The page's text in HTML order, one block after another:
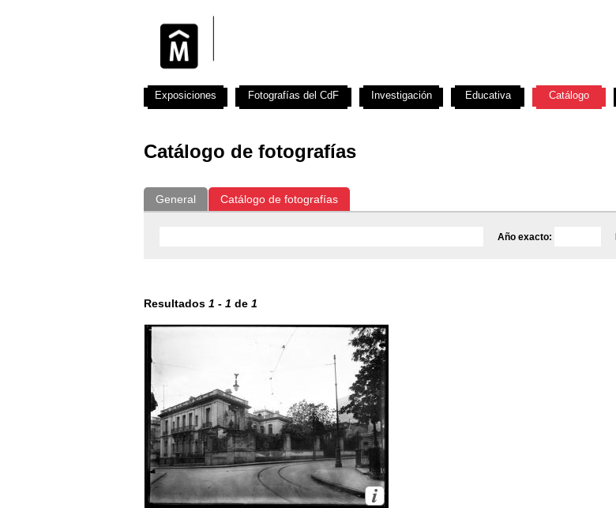
Catálogo de fotografías
General Catálogo de fotografías
Año exacto:
Resultados 1 - 1 de 1
Exposiciones Fotografías del CdF Investigación Educativa Catálogo